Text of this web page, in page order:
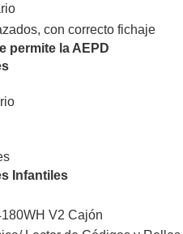
permite la AEPD
Infantiles